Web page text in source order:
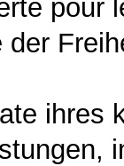
pour
der
ihres